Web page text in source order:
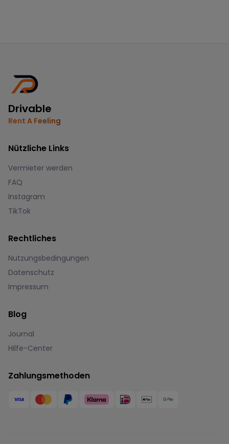
Drivable
Rent A Feeling
Nützliche Links
Vermieter werden
FAQ
Instagram
TikTok
Rechtliches
Nutzungsbedingungen
Datenschutz
Impressum
Blog
Journal
Hilfe-Center
Zahlungsmethoden